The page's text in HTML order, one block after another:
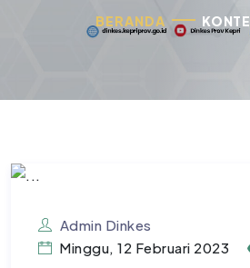
BERANDA
Admin Dinkes
Minggu, 12 Februari 2023